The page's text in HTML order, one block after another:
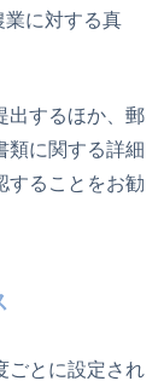
業に対する真
出するほか、郵
類に関する詳細
することをお勧
ごとに設定され